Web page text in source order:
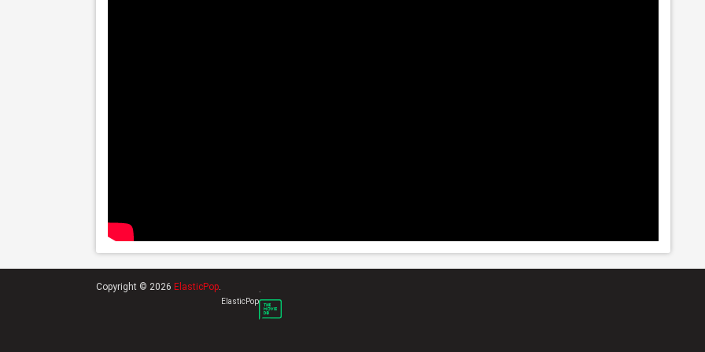
Copyright © 2026 ElasticPop
ElasticPop